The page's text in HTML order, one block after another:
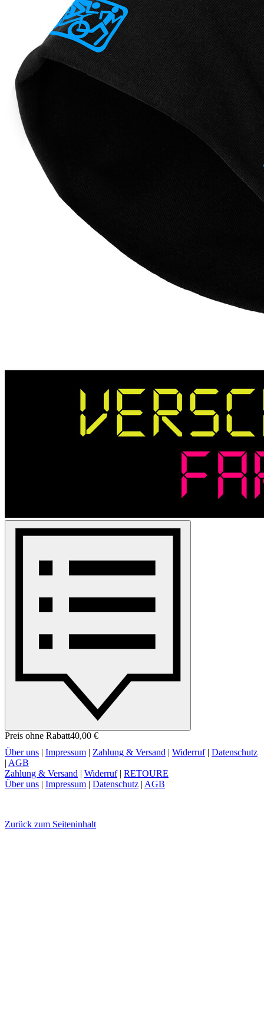
Preis ohne Rabatt40,00 €
Über uns | Impressum | Zahlung & Versand | Widerruf| Datenschutz
| AGB
Zahlung & Versand | Widerruf | RETOURE
Über uns | Impressum | Datenschutz | AGB
Zurück zum Seiteninhalt